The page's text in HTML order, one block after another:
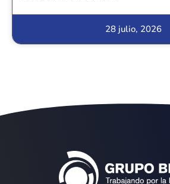
28 julio, 2026